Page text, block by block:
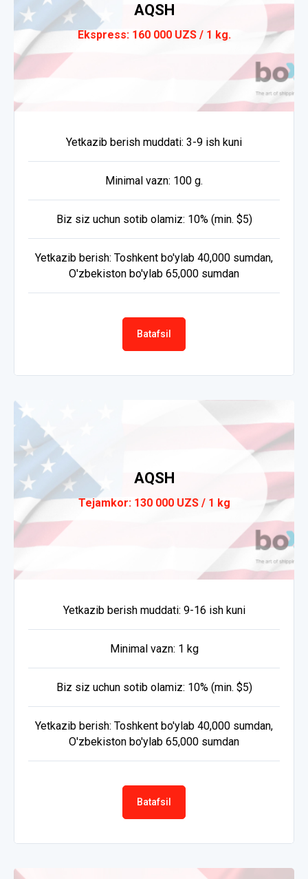
AQSH
Ekspress: 160 000 UZS / 1 kg.
Yetkazib berish muddati: 3-9 ish kuni
Minimal vazn: 100 g.
Biz siz uchun sotib olamiz: 10% (min. $5)
Yetkazib berish: Toshkent bo'ylab 40,000 sumdan,
O'zbekiston bo'ylab 65,000 sumdan
Batafsil
AQSH
Tejamkor: 130 000 UZS / 1 kg
Yetkazib berish muddati: 9-16 ish kuni
Minimal vazn: 1 kg
Biz siz uchun sotib olamiz: 10% (min. $5)
Yetkazib berish: Toshkent bo'ylab 40,000 sumdan,
O'zbekiston bo'ylab 65,000 sumdan
Batafsil